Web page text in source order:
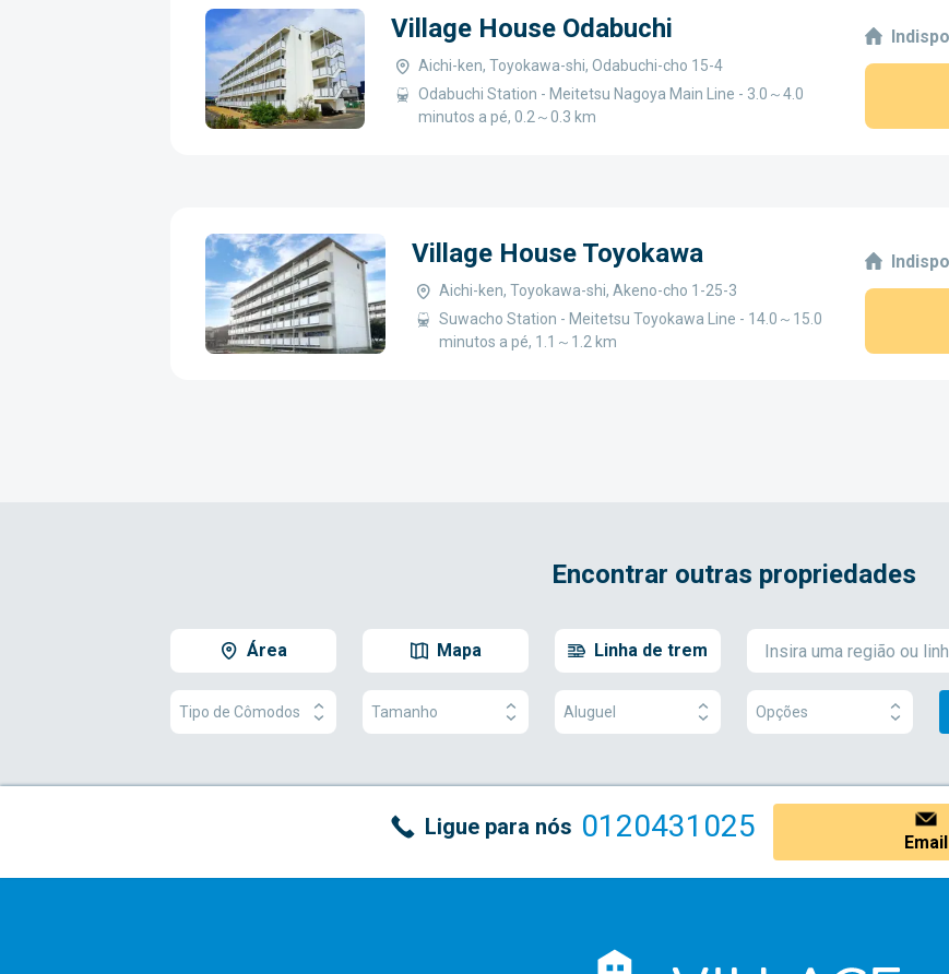
Village House Odabuchi
Aichi-ken, Toyokawa-shi, Odabuchi-cho 15-4
Odabuchi Station - Meitetsu Nagoya Main Line - 3.0～4.0
minutos a pé, 0.2～0.3 km
Village House Toyokawa
Aichi-ken, Toyokawa-shi, Akeno-cho 1-25-3
Suwacho Station - Meitetsu Toyokawa Line - 14.0～15.0
minutos a pé, 1.1～1.2 km
Encontrar outras propriedades
Área Mapa Linha de trem
Tipo de Cômodos Tamanho Aluguel Opções
Ligue para nós 0120431025 Email